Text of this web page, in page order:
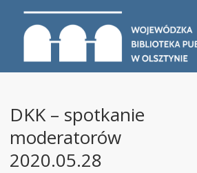
DKK – spotkanie
moderatorów
2020.05.28